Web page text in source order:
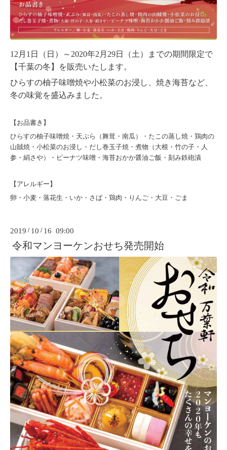
12月1日（日）～2020年2月29日（土）までの期間限定で
【千葉の冬】を販売いたします。
ひらすの柚子味噌焼や小松菜のお浸し、焼き海苔など、
冬の味覚を盛込みました。
【お品書き】
ひらすの柚子味噌焼・天ぷら（舞茸・南瓜）・たこの蒸し焼・鶏肉の
山賊焼・小松菜のお浸し・だし巻玉子焼・煮物（大根・竹の子・人
参・絹さや）・ピーナツ味噌・海苔おかか醤油ご飯・刻み鉄砲漬
【アレルギー】
卵・小麦・落花生・いか・さば・鶏肉・りんご・大豆・ごま
2019 / 10 / 16 09:00
令和マンヨーケンおせち発売開始